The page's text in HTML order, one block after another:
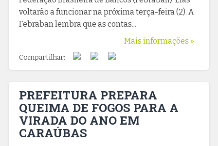
voltarão a funcionar na próxima terça-feira (2). A
Febraban lembra que as contas...
Mais informações »
Compartilhar:
PREFEITURA PREPARA
QUEIMA DE FOGOS PARA A
VIRADA DO ANO EM
CARAÚBAS